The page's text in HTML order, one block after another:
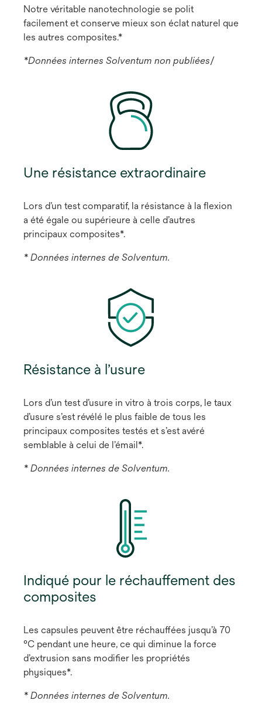
Notre véritable nanotechnologie se polit
facilement et conserve mieux son éclat naturel que
les autres composites.*
*Données internes Solventum non publiées/
Une résistance extraordinaire
Lors d’un test comparatif, la résistance à la flexion
a été égale ou supérieure à celle d’autres
principaux composites*.
* Données internes de Solventum.
Résistance à l’usure
Lors d’un test d’usure in vitro à trois corps, le taux
d’usure s’est révélé le plus faible de tous les
principaux composites testés et s’est avéré
semblable à celui de l’émail*.
* Données internes de Solventum.
Indiqué pour le réchauffement des
composites
Les capsules peuvent être réchauffées jusqu’à 70
°C pendant une heure, ce qui diminue la force
d’extrusion sans modifier les propriétés
physiques*.
* Données internes de Solventum.